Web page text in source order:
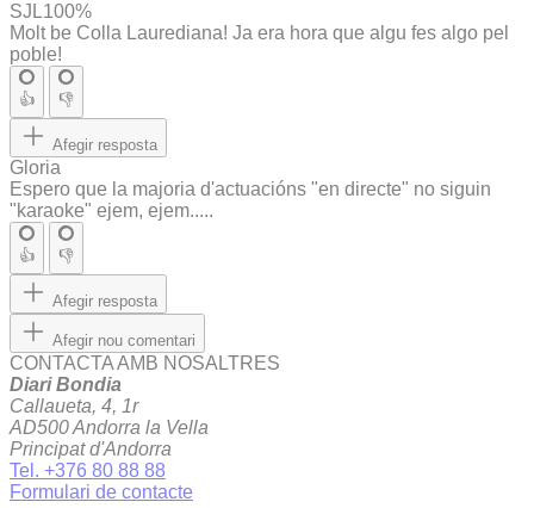
SJL100%
Molt be Colla Laurediana! Ja era hora que algu fes algo pel
poble!
👍 👎
Afegir resposta
Gloria
Espero que la majoria d'actuacións "en directe" no siguin
"karaoke" ejem, ejem.....
👍 👎
Afegir resposta
Afegir nou comentari
CONTACTA AMB NOSALTRES
Diari Bondia
Callaueta, 4, 1r
AD500 Andorra la Vella
Principat d'Andorra
Tel. +376 80 88 88
Formulari de contacte